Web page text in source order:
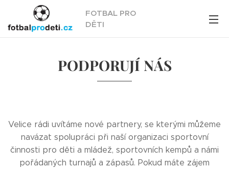
FOTBAL PRO
DĚTI
PODPORUJÍ NÁS
Velice rádi uvítáme nové partnery, se kterými můžeme
navázat spolupráci při naší organizaci sportovní
činnosti pro děti a mládež, sportovních kempů a námi
pořádaných turnajů a zápasů. Pokud máte zájem